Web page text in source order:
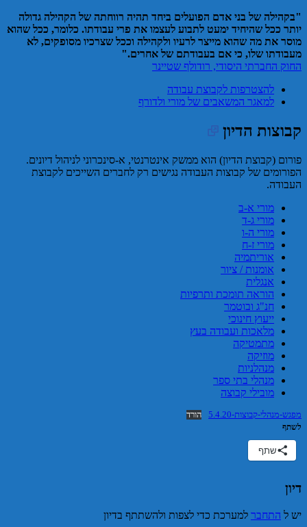
"בקהילה של בני אדם הפועלים ביחד תהיה רווחתה של הקהילה גדולה
יותר ככל שהיחיד ימעט לתבוע לעצמו את פרי עבודתו. כלומר, ככל שהוא
מוסר את מה שהוא מייצר לרעיו ולקהילה וככל שצרכיו מסופקים, לא
מעבודתו שלו, כי אם בעבודתם של אחרים."
החוק החברתי היסודי, רודולף שטיינר
להצטרפות לקבוצת עבודה
למאגר המשאבים של מורי ולדורף
קבוצות הדיון
פורום (קבוצת הדיון) הוא ממשק אינטרנטי, א-סינכרוני לניהול דיונים.
הפורומים של קבוצות העבודה נגישים רק לחברים השייכים לקבוצת
העבודה.
מורי א-ב
מורי ג-ד
מורי ה-ו
מורי ז-ח
אוריתמיה
אומנות / ציור
אנגלית
הוראה תומכת ותרפיות
חנ"ג ובוטמר
ייעוץ חינוכי
מלאכות ועבודה בעץ
מתמטיקה
מוזיקה
מנהלניות
מנהלי בתי ספר
מובילי קבוצה
מפגש-מנהלי-קבוצות-5.4.20
הורד
לשתף
שתף
דיון
יש ל התחבר למערכת כדי לצפות ולהשתתף בדיון